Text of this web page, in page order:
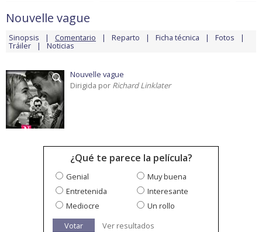
Nouvelle vague
Sinopsis Comentario Reparto Ficha técnica Fotos
Tráiler Noticias
Nouvelle vague
Dirigida por Richard Linklater
¿Qué te parece la película?
Genial
Muy buena
Entretenida
Interesante
Mediocre
Un rollo
Votar
Ver resultados